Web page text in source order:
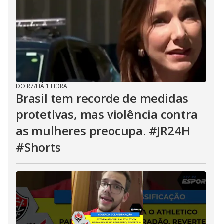
DO R7/HÁ 1 HORA
Brasil tem recorde de medidas
protetivas, mas violência contra
as mulheres preocupa. #JR24H
#Shorts